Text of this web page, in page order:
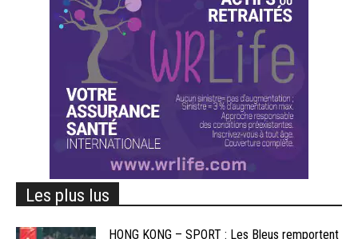
Les plus lus
HONG KONG – SPORT : Les Bleus remportent